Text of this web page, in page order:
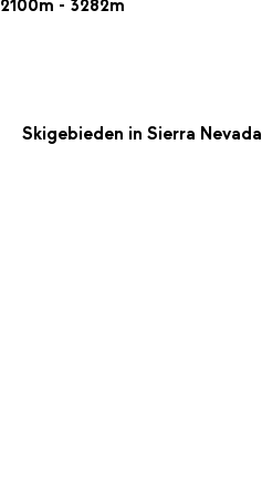
2100m - 3282m
Skigebieden in Sierra Nevada